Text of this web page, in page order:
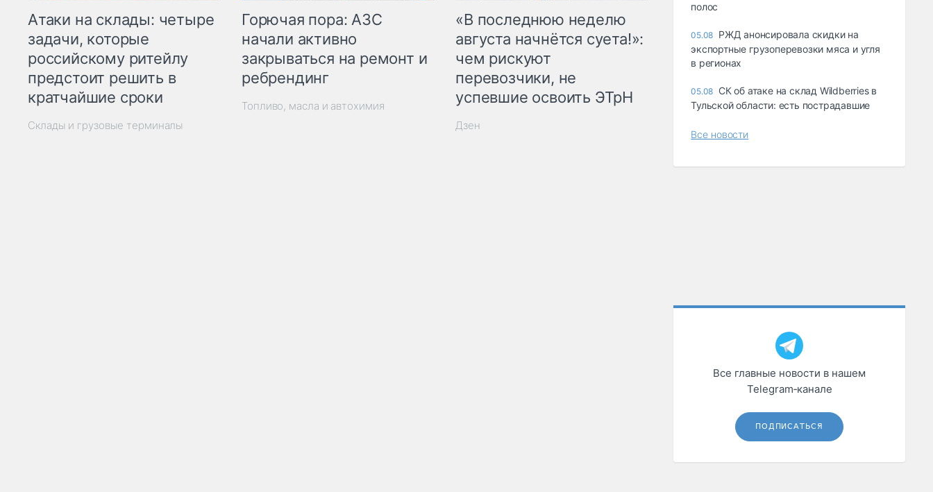
Атаки на склады: четыре
задачи, которые
российскому ритейлу
предстоит решить в
кратчайшие сроки
Склады и грузовые терминалы
Горючая пора: АЗС
начали активно
закрываться на ремонт и
ребрендинг
Топливо, масла и автохимия
«В последнюю неделю
августа начнётся суета!»:
чем рискуют
перевозчики, не
успевшие освоить ЭТрН
Дзен
полос
05.08 РЖД анонсировала скидки на
экспортные грузоперевозки мяса и угля
в регионах
05.08 СК об атаке на склад Wildberries в
Тульской области: есть пострадавшие
Все новости
Все главные новости в нашем
Telegram‑канале
ПОДПИСАТЬСЯ